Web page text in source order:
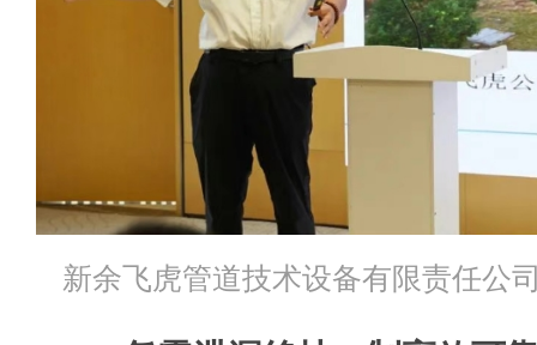
新余飞虎管道技术设备有限责任公